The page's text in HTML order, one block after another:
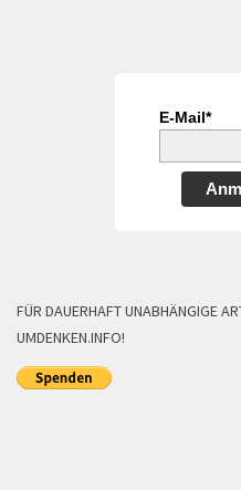
E-Mail*
FÜR DAUERHAFT UNABHÄNGIGE
UMDENKEN.INFO!